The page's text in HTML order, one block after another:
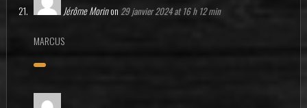
Jérôme Morinon 29 janvier 2024 at 16 h 12 min
MARCUS